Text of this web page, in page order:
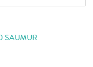
SAUMUR